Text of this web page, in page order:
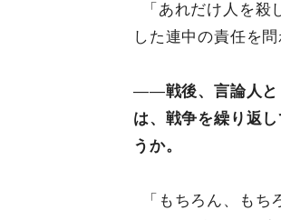
「あれだけ人を
した連中の責任を
――戦後、言論人
は、戦争を繰り返
うか。
「もちろん、も